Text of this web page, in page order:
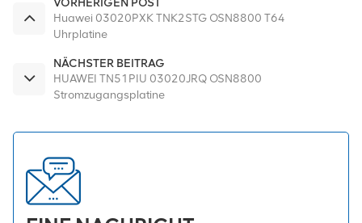
Huawei 03020PXK TNK2STG OSN8800 T64
Uhrplatine
NÄCHSTER BEITRAG
HUAWEI TN51PIU 03020JRQ OSN8800
Stromzugangsplatine